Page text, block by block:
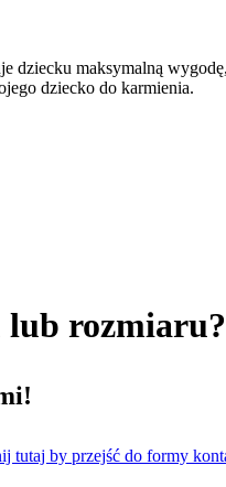
dziecku maksymalną
dziecko do karmienia.
lub rozmiaru?
tutaj by przejść do formy